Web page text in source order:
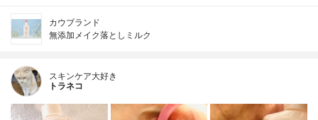
カウブランド
無添加メイク落としミルク
スキンケア大好き
トラネコ